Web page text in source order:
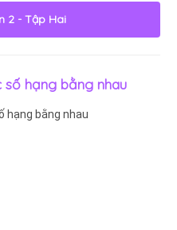
2 - Tập Hai
số hạng bằng nhau
hạng bằng nhau